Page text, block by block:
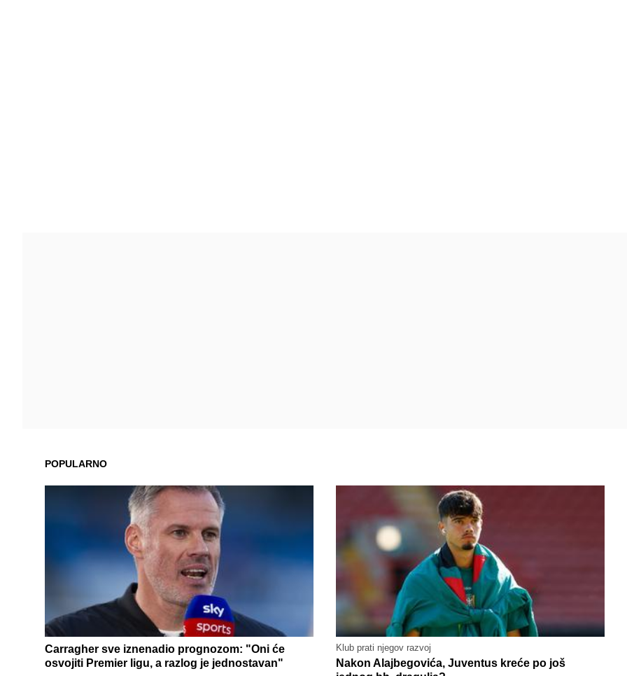
POPULARNO
Carragher sve iznenadio prognozom: "Oni će
osvojiti Premier ligu, a razlog je jednostavan"
Klub prati njegov razvoj
Nakon Alajbegovića, Juventus kreće po još